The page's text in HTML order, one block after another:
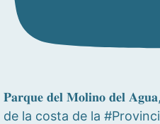
𝐏𝐚𝐫𝐪𝐮𝐞 𝐝𝐞𝐥 𝐌𝐨𝐥𝐢𝐧𝐨 𝐝𝐞𝐥
de la costa de la